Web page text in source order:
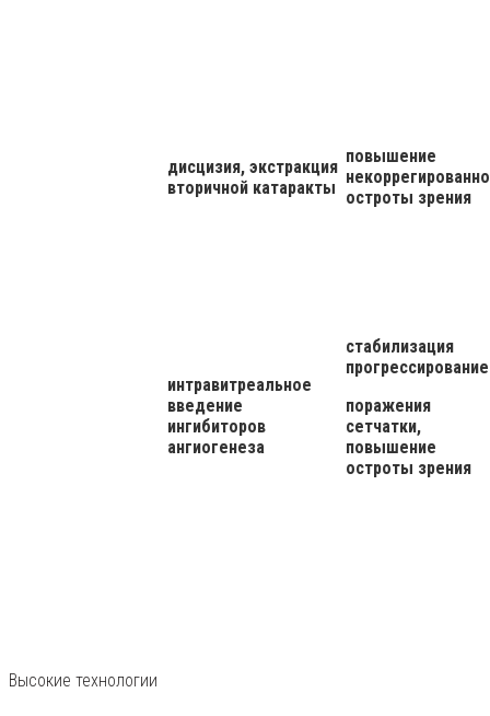
дисцизия, экстракция
вторичной катаракты
повышение
остроты зрения
интравитреальное
введение
ингибиторов
ангиогенеза
стабилизация
прогрессирование
поражения
сетчатки,
повышение
остроты зрения
Высокие технологии